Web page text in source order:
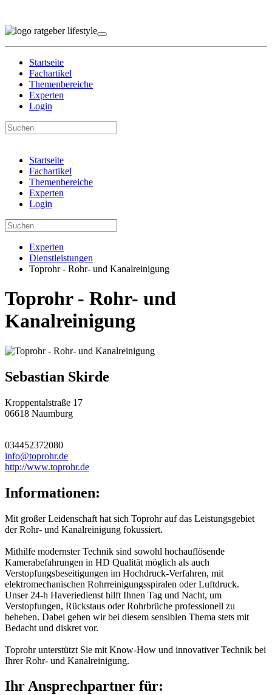
Startseite
Fachartikel
Themenbereiche
Experten
Login
Startseite
Fachartikel
Themenbereiche
Experten
Login
Experten
Dienstleistungen
Toprohr - Rohr- und Kanalreinigung
Toprohr - Rohr- und
Kanalreinigung
Sebastian Skirde
Kroppentalstraße 17
06618 Naumburg
034452372080
info@toprohr.de
http://www.toprohr.de
Informationen:
Mit großer Leidenschaft hat sich Toprohr auf das Leistungsgebiet
der Rohr- und Kanalreinigung fokussiert.
Mithilfe modernster Technik sind sowohl hochauflösende
Kamerabefahrungen in HD Qualität möglich als auch
Verstopfungsbeseitigungen im Hochdruck-Verfahren, mit
elektromechanischen Rohrreinigungsspiralen oder Luftdruck.
Unser 24-h Haveriedienst hilft Ihnen Tag und Nacht, um
Verstopfungen, Rückstaus oder Rohrbrüche professionell zu
beheben. Dabei gehen wir bei diesem sensiblen Thema stets mit
Bedacht und diskret vor.
Toprohr unterstützt Sie mit Know-How und innovativer Technik bei
Ihrer Rohr- und Kanalreinigung.
Ihr Ansprechpartner für: